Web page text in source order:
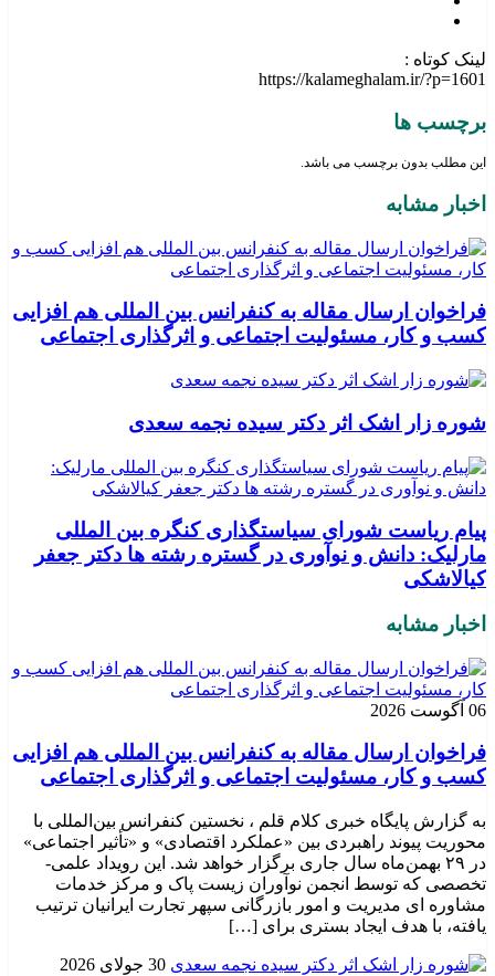
لینک کوتاه :
https://kalameghalam.ir/?p=1601
برچسب ها
این مطلب بدون برچسب می باشد.
اخبار مشابه
فراخوان ارسال مقاله به کنفرانس بین المللی هم افزایی
کسب و کار، مسئولیت اجتماعی و اثرگذاری اجتماعی
شوره زار اشک اثر دکتر سیده نجمه سعدی
پیام ریاست شورای سیاستگذاری کنگره بین المللی
مارلیک: دانش و نوآوری در گستره رشته ها دکتر جعفر
کیالاشکی
اخبار مشابه
06 آگوست 2026
فراخوان ارسال مقاله به کنفرانس بین المللی هم افزایی
کسب و کار، مسئولیت اجتماعی و اثرگذاری اجتماعی
به گزارش پایگاه خبری کلام قلم ، نخستین کنفرانس بین‌المللی با
محوریت پیوند راهبردی بین «عملکرد اقتصادی» و «تأثیر اجتماعی»
در ۲۹ بهمن‌ماه سال جاری برگزار خواهد شد. این رویداد علمی-
تخصصی که توسط انجمن نوآوران زیست پاک و مرکز خدمات
مشاوره ای مدیریت و امور بازرگانی سپهر تجارت ایرانیان ترتیب
یافته، با هدف ایجاد بستری برای […]
30 جولای 2026